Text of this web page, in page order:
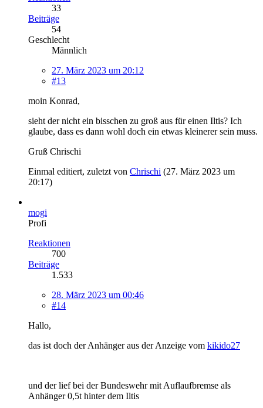
33
Beiträge
54
Geschlecht
Männlich
27. März 2023 um 20:12
#13
moin Konrad,
sieht der nicht ein bisschen zu groß aus für einen Iltis? Ich
glaube, dass es dann wohl doch ein etwas kleinerer sein muss.
Gruß Chrischi
Einmal editiert, zuletzt von Chrischi (27. März 2023 um
20:17)
mogi
Profi
Reaktionen
700
Beiträge
1.533
28. März 2023 um 00:46
#14
Hallo,
das ist doch der Anhänger aus der Anzeige vom kikido27
und der lief bei der Bundeswehr mit Auflaufbremse als
Anhänger 0,5t hinter dem Iltis